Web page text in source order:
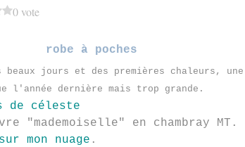
0 vote
robe à poches
jours et des premières chaleurs,
l'année dernière mais trop grande.
"mademoiselle" en chambray MT.
sur mon nuage .